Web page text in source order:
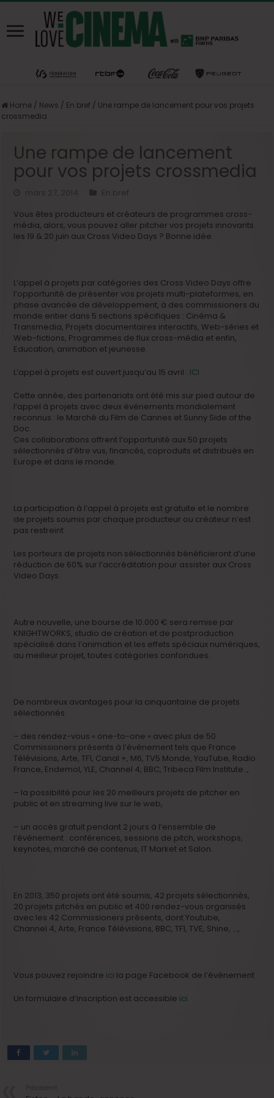
Home / News / En bref / Une rampe de lancement pour vos projets
crossmedia
Une rampe de lancement
pour vos projets crossmedia
En bref
Vous êtes producteurs et créateurs de programmes cross-
média, alors, vous pouvez aller pitcher vos projets innovants
les 19 & 20 juin aux Cross Video Days ? Bonne idée.
L’appel à projets par catégories des Cross Video Days offre
l’opportunité de présenter vos projets multi-plateformes, en
phase avancée de développement, à des commissioners du
monde entier dans 5 sections spécifiques : Cinéma &
Transmedia, Projets documentaires interactifs, Web-séries et
Web-fictions, Programmes de flux cross-média et enfin,
Education, animation et jeunesse.
L’appel à projets est ouvert jusqu’au 15 avril : ICI
Cette année, des partenariats ont été mis sur pied autour de
l’appel à projets avec deux événements mondialement
reconnus : le Marché du Film de Cannes et Sunny Side of the
Doc.
Ces collaborations offrent l’opportunité aux 50 projets
sélectionnés d’être vus, financés, coproduits et distribués en
Europe et dans le monde.
La participation à l’appel à projets est gratuite et le nombre
de projets soumis par chaque producteur ou créateur n’est
pas restreint.
Les porteurs de projets non sélectionnés bénéficieront d’une
réduction de 60% sur l’accréditation pour assister aux Cross
Video Days.
Autre nouvelle, une bourse de 10.000 € sera remise par
KNIGHTWORKS, studio de création et de postproduction
spécialisé dans l’animation et les effets spéciaux numériques,
au meilleur projet, toutes catégories confondues.
De nombreux avantages pour la cinquantaine de projets
sélectionnés
– des rendez-vous « one-to-one » avec plus de 50
Commissioners présents à l’événement tels que France
Télévisions, Arte, TF1, Canal +, M6, TV5 Monde, YouTube, Radio
France, Endemol, YLE, Channel 4, BBC, Tribeca Film Institute..,
– la possibilité pour les 20 meilleurs projets de pitcher en
public et en streaming live sur le web,
– un accès gratuit pendant 2 jours à l’ensemble de
l’événement : conférences, sessions de pitch, workshops,
keynotes, marché de contenus, IT Market et Salon.
En 2013, 350 projets ont été soumis, 42 projets sélectionnés,
20 projets pitchés en public et 400 rendez-vous organisés
avec les 42 Commissioners présents, dont Youtube,
Channel 4, Arte, France Télévisions, BBC, TF1, TVE, Shine, …,
Vous pouvez rejoindre ici la page Facebook de l’évènement
Un formulaire d’inscription est accessible ici